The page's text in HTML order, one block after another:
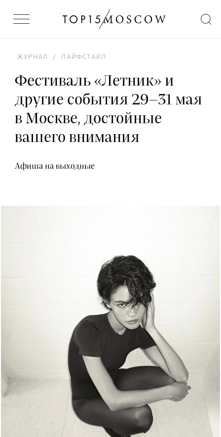
ЖУРНАЛ / ЛАЙФСТАЙЛ
Фестиваль «Летник» и
другие события 29–31 мая
в Москве, достойные
вашего внимания
Афиша на выходные